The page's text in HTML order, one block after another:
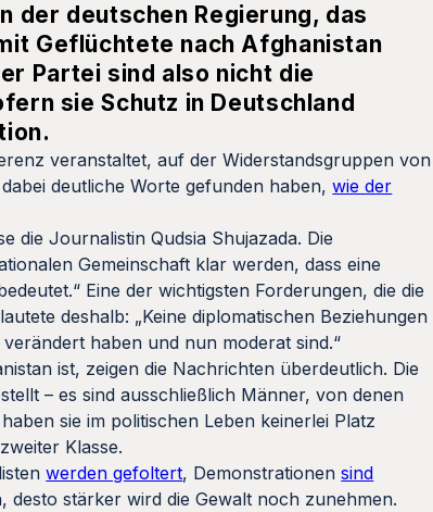
deutschen Regierung, das
Geflüchtete nach Afghanistan
Partei sind also nicht die
sie Schutz in Deutschland
veranstaltet, auf der Widerstandsgruppen von
deutliche Worte gefunden haben,wie der
die Journalistin Qudsia Shujazada. Die
Gemeinschaft klar werden, dass eine
Eine der wichtigsten Forderungen, die die
deshalb: „Keine diplomatischen Beziehungen
haben und nun moderat sind.“
ist, zeigen die Nachrichten überdeutlich. Die
– es sind ausschließlich Männer, von denen
sie im politischen Leben keinerlei Platz
Klasse.
werden gefoltert, Demonstrationensind
desto stärker wird die Gewalt noch zunehmen.